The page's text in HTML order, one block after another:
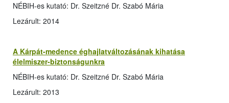
NÉBIH-es kutató: Dr. Szeitzné Dr. Szabó Mária
Lezárult: 2014
A Kárpát-medence éghajlatváltozásának kihatása
élelmiszer-biztonságunkra
NÉBIH-es kutató: Dr. Szeitzné Dr. Szabó Mária
Lezárult: 2013